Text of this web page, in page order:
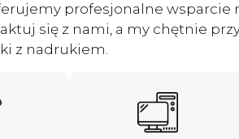
profesjonalne wsparcie
się z nami, a my chętnie
z nadrukiem.